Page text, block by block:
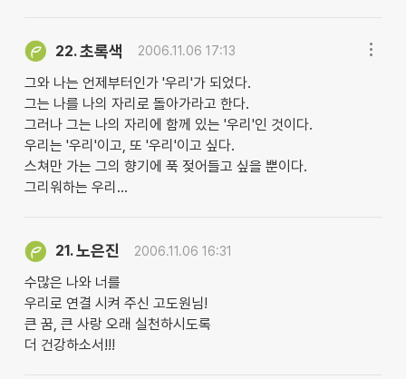
22.초록색 2006.11.06 17:13
그와 나는 언제부터인가 '우리'가 되었다.
그는 나를 나의 자리로 돌아가라고 한다.
그러나 그는 나의 자리에 함께 있는 '우리'인 것이다.
우리는 '우리'이고, 또 '우리'이고 싶다.
스쳐만 가는 그의 향기에 푹 젖어들고 싶을 뿐이다.
그리워하는 우리...
21.노은진 2006.11.06 16:31
수많은 나와 너를
우리로 연결 시켜 주신 고도원님!
큰 꿈, 큰 사랑 오래 실천하시도록
더 건강하소서!!!